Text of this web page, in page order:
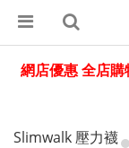
網店優惠 全店
Slimwalk 壓力襪